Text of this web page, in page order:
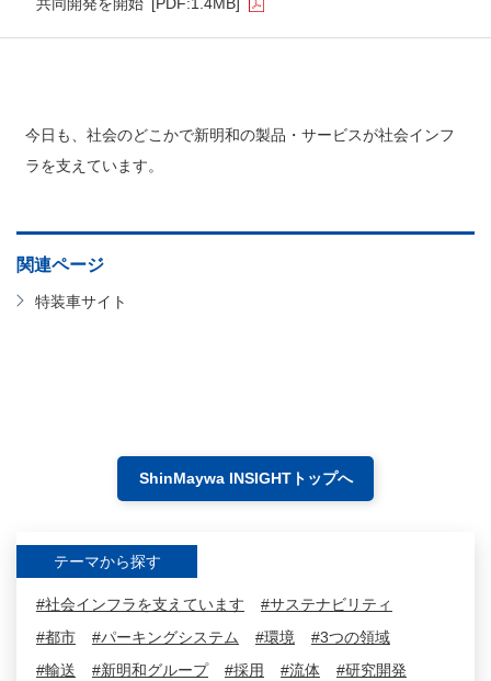
共同開発を開始 [PDF:1.4MB]
今日も、社会のどこかで新明和の製品・サービスが社会インフ
ラを支えています。
関連ページ
特装車サイト
ShinMaywa INSIGHTトップへ
テーマから探す
#社会インフラを支えています
#サステナビリティ
#都市
#パーキングシステム #環境
#3つの領域
#輸送
#新明和グループ #採用 #流体
#研究開発